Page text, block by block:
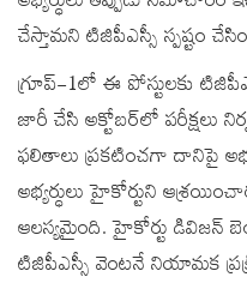
చేస్తామని టిజిపీఎస్సీ స్పష్టం
గ్రూప్-1లో ఈ పోస్టులకు
జారీ చేసి అక్టోబర్‌లో
ఫలితాలు ప్రకటించగా దానిపై
అభ్యర్ధులు హైకోర్టుని
ఆలస్యమైంది. హైకోర్టు డివిజన్
టిజిపీఎస్సీ వెంటనే నియామక